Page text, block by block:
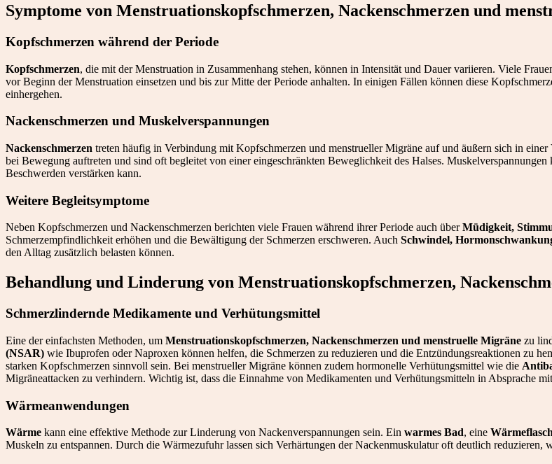
Symptome von Menstruationskopfschmerzen, Nackenschmerzen und
Kopfschmerzen während der Periode
Kopfschmerzen, die mit der Menstruation in Zusammenhang stehen, können in Intensität und Dauer variieren. Viele
vor Beginn der Menstruation einsetzen und bis zur Mitte der Periode anhalten. In einigen Fällen können diese
einhergehen.
Nackenschmerzen und Muskelverspannungen
Nackenschmerzen treten häufig in Verbindung mit Kopfschmerzen und menstrueller Migräne auf und äußern sich in
bei Bewegung auftreten und sind oft begleitet von einer eingeschränkten Beweglichkeit des Halses.
Beschwerden verstärken kann.
Weitere Begleitsymptome
Neben Kopfschmerzen und Nackenschmerzen berichten viele Frauen während ihrer Periode auch überMüdigkeit,
Schmerzempfindlichkeit erhöhen und die Bewältigung der Schmerzen erschweren. Auch Schwindel,
den Alltag zusätzlich belasten können.
Behandlung und Linderung von Menstruationskopfschmerzen,
Schmerzlindernde Medikamente und Verhütungsmittel
Eine der einfachsten Methoden, um Menstruationskopfschmerzen, Nackenschmerzen und menstruelle Migräne zu
(NSAR) wie Ibuprofen oder Naproxen können helfen, die Schmerzen zu reduzieren und die Entzündungsreaktionen zu
starken Kopfschmerzen sinnvoll sein. Bei menstrueller Migräne können zudem hormonelle Verhütungsmittel wie die
Migräneattacken zu verhindern. Wichtig ist, dass die Einnahme von Medikamenten und Verhütungsmitteln in Absprache
Wärmeanwendungen
Wärme kann eine effektive Methode zur Linderung von Nackenverspannungen sein. Ein warmes Bad, eine
Muskeln zu entspannen. Durch die Wärmezufuhr lassen sich Verhärtungen der Nackenmuskulatur oft deutlich